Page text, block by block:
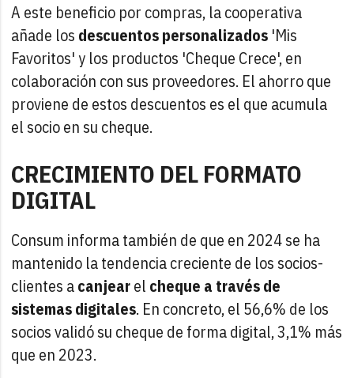
A este beneficio por compras, la cooperativa
añade los descuentos personalizados 'Mis
Favoritos' y los productos 'Cheque Crece', en
colaboración con sus proveedores. El ahorro que
proviene de estos descuentos es el que acumula
el socio en su cheque.
CRECIMIENTO DEL FORMATO
DIGITAL
Consum informa también de que en 2024 se ha
mantenido la tendencia creciente de los socios-
clientes acanjearel cheque a través de
sistemas digitales. En concreto, el 56,6% de los
socios validó su cheque de forma digital, 3,1% más
que en 2023.